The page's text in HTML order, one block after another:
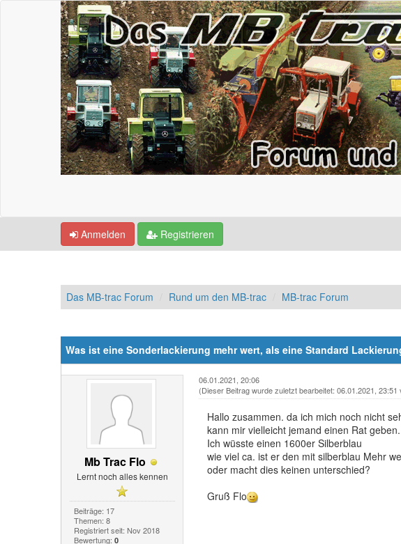
Anmelden Registrieren
Das MB-trac Forum Rund um den MB-trac MB-trac Forum
Was ist eine Sonderlackierung mehr wert, als eine Standard
Mb Trac Flo
Lernt noch alles kennen
Beiträge: 17
Themen: 8
Registriert seit: Nov 2018
Bewertung: 0
06.01.2021, 20:06
(Dieser Beitrag wurde zuletzt bearbeitet: 06.01.2021, 23:51
Hallo zusammen. da ich mich noch nicht
kann mir vielleicht jemand einen Rat geben.
Ich wüsste einen 1600er Silberblau
wie viel ca. ist er den mit silberblau Mehr
oder macht dies keinen unterschied?
Gruß Flo